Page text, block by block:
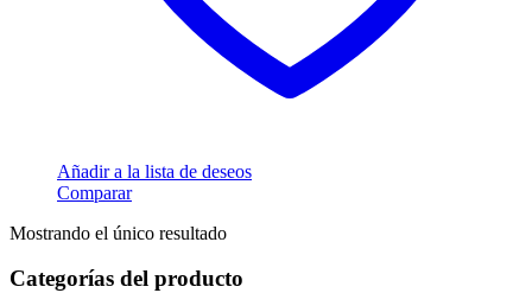
Añadir a la lista de deseos
Comparar
Mostrando el único resultado
Categorías del producto